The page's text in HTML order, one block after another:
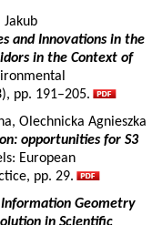
and Innovations in the
in the Context of
pp. 191–205.
Olechnicka Agnieszka
opportunities for S3
European
pp. 29.
Geometry